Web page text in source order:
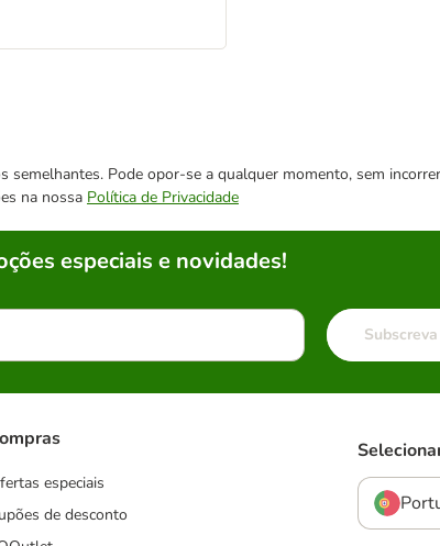
Pode opor-se a qualquer momento, sem
na nossa Política de Privacidade
especiais e novidades!
especiais
de desconto